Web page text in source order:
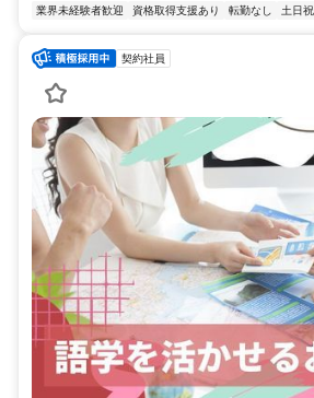
業界未経験者歓迎 資格取得支援あり 転勤なし 土日
契約社員